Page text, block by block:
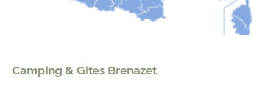
Camping & Gites Brenazet